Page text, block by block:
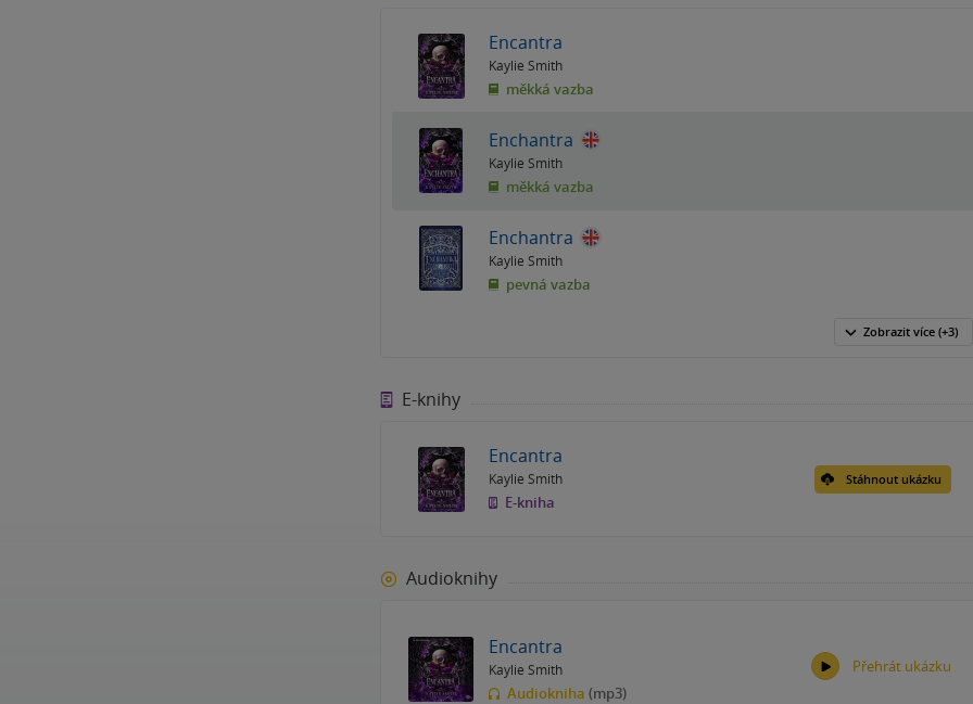
Encantra
Kaylie Smith
měkká vazba
Enchantra
Kaylie Smith
měkká vazba
Enchantra
Kaylie Smith
pevná vazba
Zobrazit více (+3)
E-knihy
Encantra
Kaylie Smith
E-kniha
Stáhnout ukázku
Audioknihy
Encantra
Kaylie Smith
Audiokniha (mp3)
Přehrát ukázku